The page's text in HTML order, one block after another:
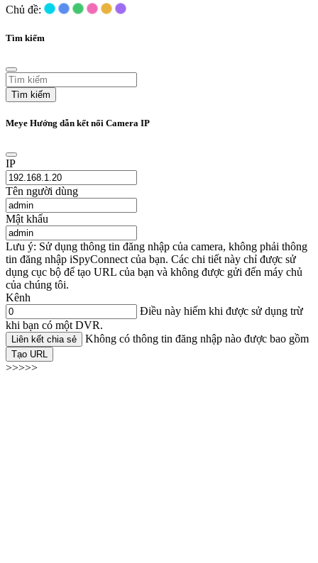
Chủ đề:
Tìm kiếm
Tìm kiếm
Meye Hướng dẫn kết nối Camera IP
IP
Tên người dùng
Mật khẩu
Lưu ý: Sử dụng thông tin đăng nhập của camera, không phải thông
tin đăng nhập iSpyConnect của bạn. Các chi tiết này chỉ được sử
dụng cục bộ để tạo URL của bạn và không được gửi đến máy chủ
của chúng tôi.
Kênh
Điều này hiếm khi được sử dụng trừ
khi bạn có một DVR.
Liên kết chia sẻ Không có thông tin đăng nhập nào được bao gồm
Tạo URL
>>>>>